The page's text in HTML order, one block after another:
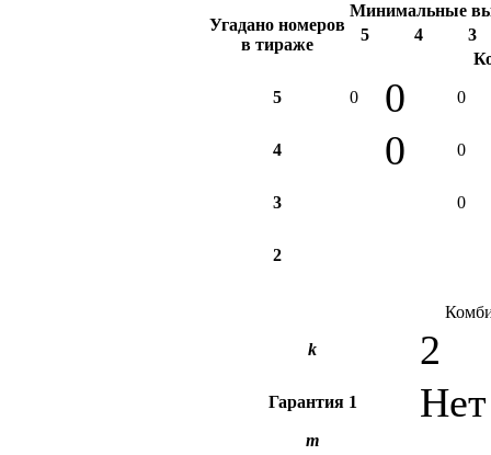
Угадано номеров
в тираже
Минимальные
5
4
3
5 0 0 0
4 0 0
3 0
2
k
2
Гарантия 1 Нет
m